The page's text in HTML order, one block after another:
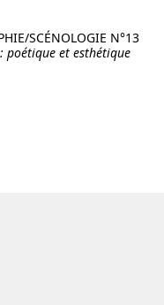
SCÉNOLOGIE N°13
poétique et esthétique